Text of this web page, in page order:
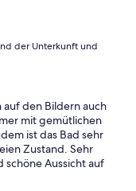
der Unterkunft und
auf den Bildern auch
mit gemütlichen
ist das Bad sehr
Zustand. Sehr
Aussicht auf
völlig